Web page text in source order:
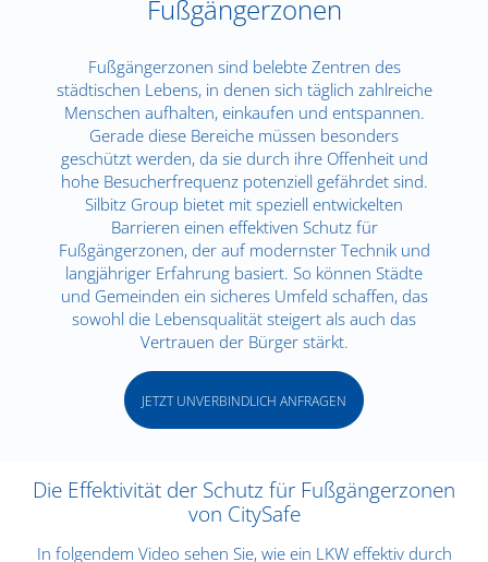
Fußgängerzonen
Fußgängerzonen sind belebte Zentren des
städtischen Lebens, in denen sich täglich zahlreiche
Menschen aufhalten, einkaufen und entspannen.
Gerade diese Bereiche müssen besonders
geschützt werden, da sie durch ihre Offenheit und
hohe Besucherfrequenz potenziell gefährdet sind.
Silbitz Group bietet mit speziell entwickelten
Barrieren einen effektiven Schutz für
Fußgängerzonen, der auf modernster Technik und
langjähriger Erfahrung basiert. So können Städte
und Gemeinden ein sicheres Umfeld schaffen, das
sowohl die Lebensqualität steigert als auch das
Vertrauen der Bürger stärkt.
JETZT UNVERBINDLICH ANFRAGEN
Die Effektivität der Schutz für Fußgängerzonen
von CitySafe
In folgendem Video sehen Sie, wie ein LKW effektiv durch